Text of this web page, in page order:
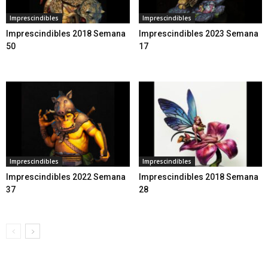
Imprescindibles
Imprescindibles 2018 Semana
50
Imprescindibles
Imprescindibles 2023 Semana
17
Imprescindibles
Imprescindibles 2022 Semana
37
Imprescindibles
Imprescindibles 2018 Semana
28